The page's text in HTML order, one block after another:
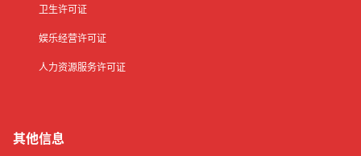
卫生许可证
娱乐经营许可证
人力资源服务许可证
其他信息